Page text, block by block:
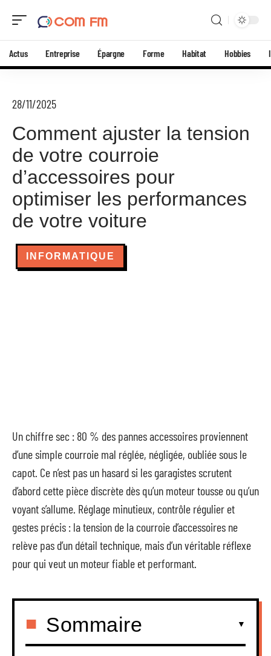
Actus Entreprise Épargne Forme Habitat Hobbies
28/11/2025
Comment ajuster la tension
de votre courroie
d’accessoires pour
optimiser les performances
de votre voiture
INFORMATIQUE
Un chiffre sec : 80 % des pannes accessoires proviennent
d’une simple courroie mal réglée, négligée, oubliée sous le
capot. Ce n’est pas un hasard si les garagistes scrutent
d’abord cette pièce discrète dès qu’un moteur tousse ou qu’un
voyant s’allume. Réglage minutieux, contrôle régulier et
gestes précis : la tension de la courroie d’accessoires ne
relève pas d’un détail technique, mais d’un véritable réflexe
pour qui veut un moteur fiable et performant.
Sommaire